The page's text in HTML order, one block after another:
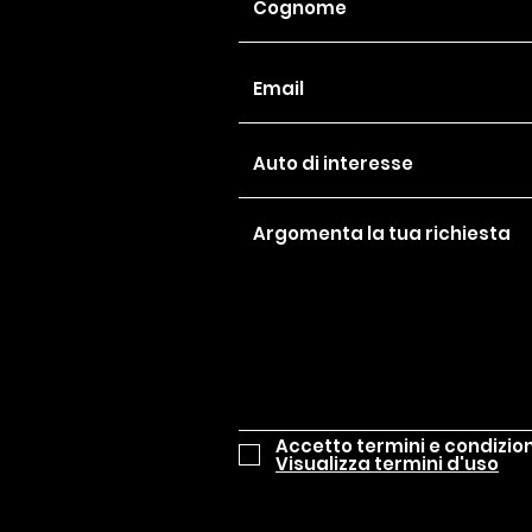
Accetto termini e
Visualizza termini d'uso